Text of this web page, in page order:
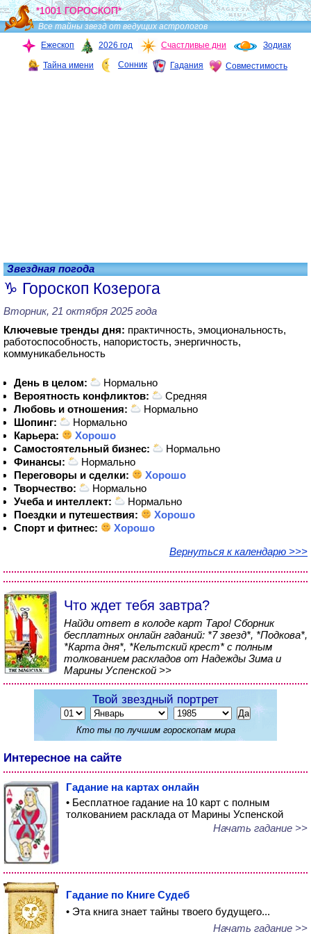
*1001 ГОРОСКОП*
Все тайны звезд от ведущих астрологов
Ежескоп
2026 год Счастливые дни Зодиак
Тайна имени Сонник Гадания Совместимость
Звездная погода
Гороскоп Козерога
Вторник, 21 октября 2025 года
Ключевые тренды дня: практичность, эмоциональность,
работоспособность, напористость, энергичность,
коммуникабельность
День в целом:
Нормально
Вероятность конфликтов:
Средняя
Любовь и отношения:
Нормально
Шопинг:
Нормально
Карьера:
Хорошо
Самостоятельный бизнес:
Нормально
Финансы:
Нормально
Переговоры и сделки:
Хорошо
Творчество:
Нормально
Учеба и интеллект:
Нормально
Поездки и путешествия:
Хорошо
Спорт и фитнес:
Хорошо
Вернуться к календарю >>>
Что ждет тебя завтра?
Найди ответ в колоде карт Таро! Сборник
бесплатных онлайн гаданий: *7 звезд*, *Подкова*,
*Карта дня*, *Кельтский крест* с полным
толкованием раскладов от Надежды Зима и
Марины Успенской >>
Твой звездный портрет
Кто ты по лучшим гороскопам мира
Интересное на сайте
Гадание на картах онлайн
• Бесплатное гадание на 10 карт с полным
толкованием расклада от Марины Успенской
Начать гадание >>
Гадание по Книге Судеб
• Эта книга знает тайны твоего будущего...
Начать гадание >>